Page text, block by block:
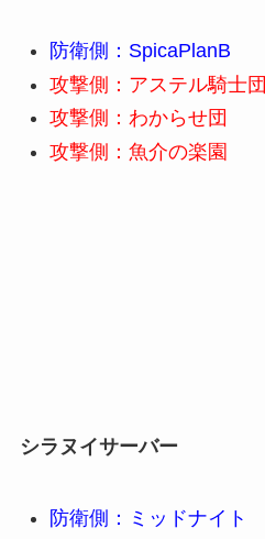
防衛側：SpicaPlanB
攻撃側：アステル騎士団
攻撃側：わからせ団
攻撃側：魚介の楽園
シラヌイサーバー
防衛側：ミッドナイト